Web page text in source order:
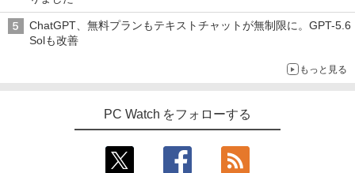
ChatGPT、無料プランもテキストチャットが無制限に。GPT-5.6
Solも改善
もっと見る
PC Watch をフォローする